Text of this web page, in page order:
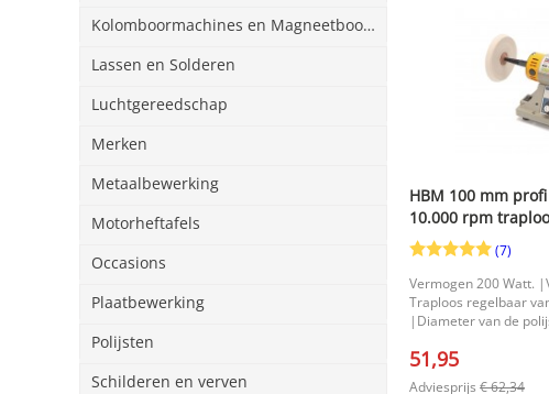
Kolomboormachines en Magneetboormachines
Lassen en Solderen
Luchtgereedschap
Merken
Metaalbewerking
Motorheftafels
Occasions
Plaatbewerking
Polijsten
Schilderen en verven
HBM 100 mm
10.000 rpm
(7)
Vermogen 200 Watt.
Traploos regelbaar
|Diameter van de
51,95
Adviesprijs € 62,34